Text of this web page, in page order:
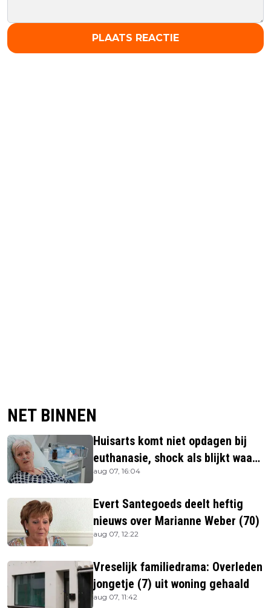
PLAATS REACTIE
NET BINNEN
Huisarts komt niet opdagen bij
euthanasie, shock als blijkt waar
ze is
aug 07, 16:04
Evert Santegoeds deelt heftig
nieuws over Marianne Weber (70)
aug 07, 12:22
Vreselijk familiedrama: Overleden
jongetje (7) uit woning gehaald
aug 07, 11:42